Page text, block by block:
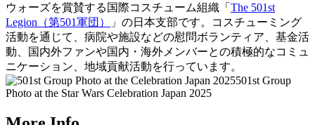
ウォーズを賞賛する国際コスチューム組織「 The 501st
Legion（第501軍団）
」の日本支部です。コスチューミング
活動を通じて、病院や施設などの慰問ボランティア、基金活
動、国内外ファンや国内・海外メンバーとの積極的なコミュ
ニケーション、地域貢献活動を行っています。
501st Group
Photo at the Star Wars Celebration Japan 2025